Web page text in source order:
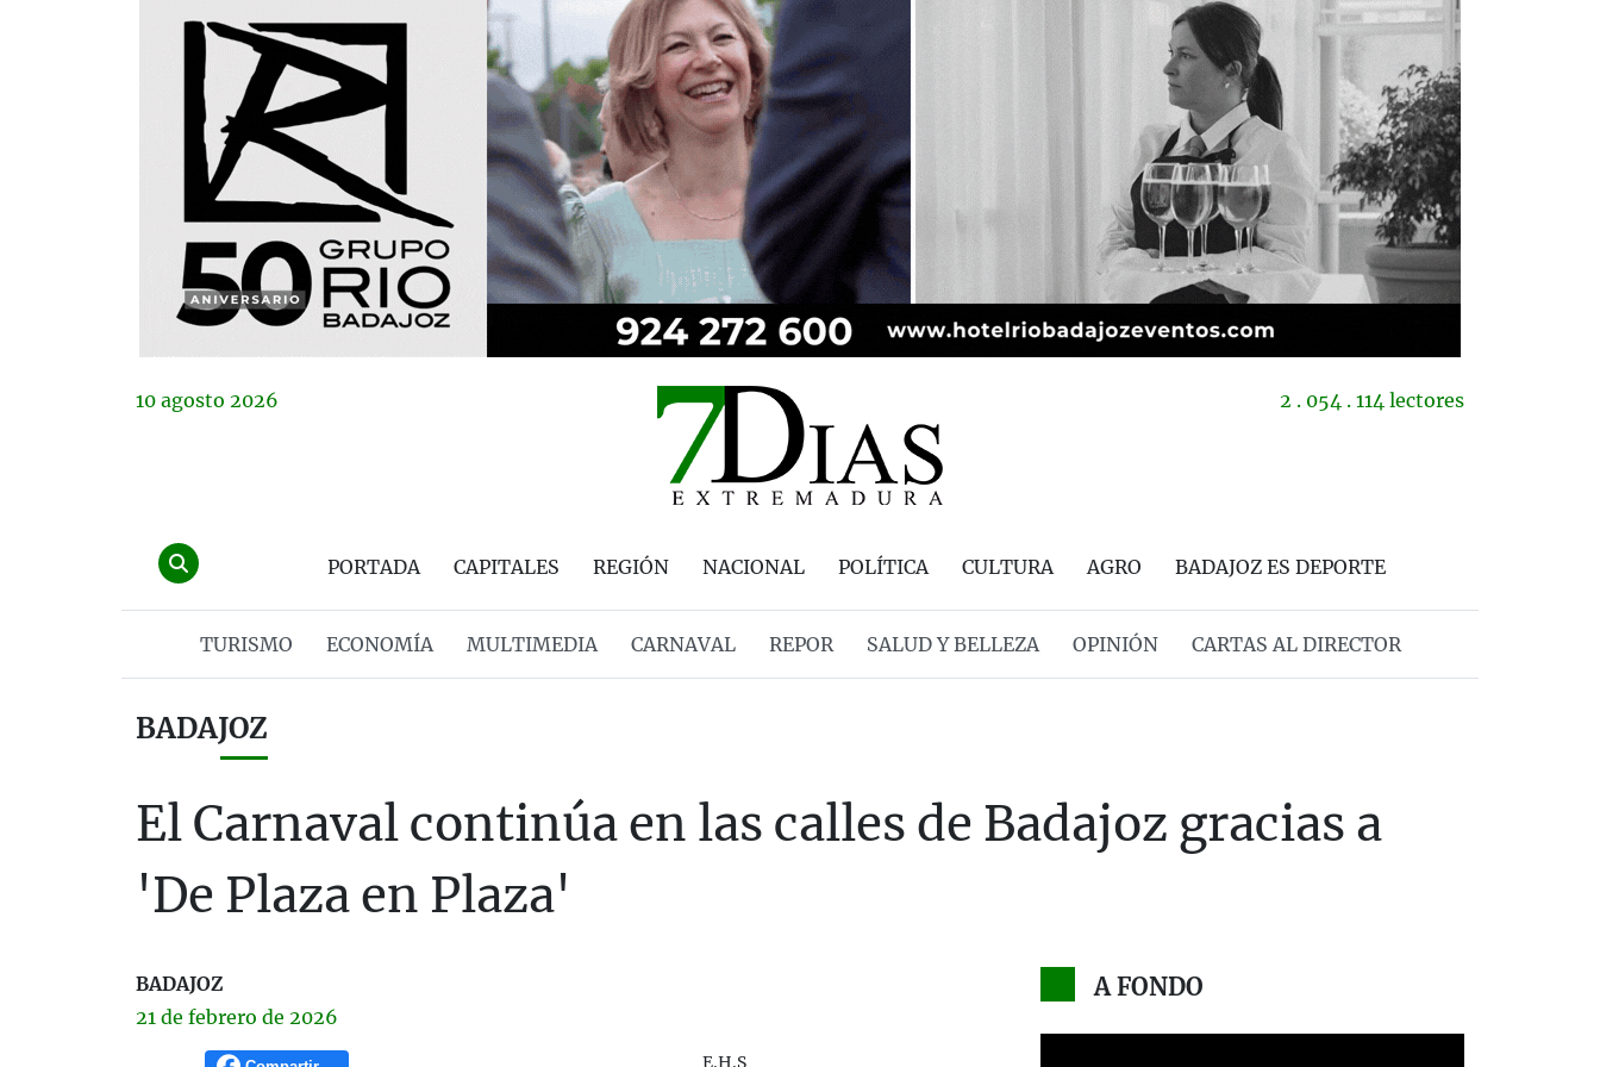
10 agosto 2026 2 . 054 . 114 lectores
PORTADA CAPITALES REGIÓN NACIONAL POLÍTICA CULTURA AGRO BADAJOZ ES DEPORTE
TURISMO ECONOMÍA MULTIMEDIA CARNAVAL REPOR SALUD Y BELLEZA OPINIÓN CARTAS AL DIRECTOR
BADAJOZ
El Carnaval continúa en las calles de Badajoz gracias a
'De Plaza en Plaza'
BADAJOZ
21 de febrero de 2026
E.H.S
A FONDO